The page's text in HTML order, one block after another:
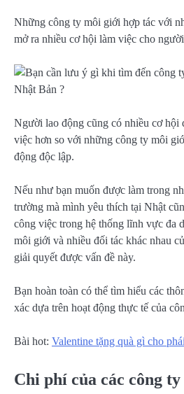
Những công ty môi giới hợp tác với
mở ra nhiều cơ hội làm việc cho
Người lao động cũng có nhiều cơ hội
việc hơn so với những công ty môi
động độc lập.
Nếu như bạn muốn được làm trong
trường mà mình yêu thích tại Nhật
công việc trong hệ thống lĩnh vực đa
môi giới và nhiều đối tác khác nhau
giải quyết được vấn đề này.
Bạn hoàn toàn có thể tìm hiểu các
xác dựa trên hoạt động thực tế của
Bài hot: Valentine tặng quà gì cho
Chi phí của các công